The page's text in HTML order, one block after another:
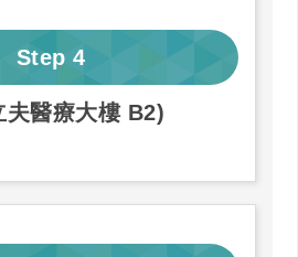
Step 4
夫醫療大樓 B2)